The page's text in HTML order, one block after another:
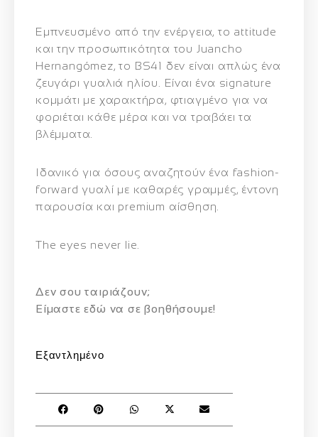
Εμπνευσμένο από την ενέργεια, το attitude
και την προσωπικότητα του Juancho
Hernangómez, το BS41 δεν είναι απλώς ένα
ζευγάρι γυαλιά ηλίου. Είναι ένα signature
κομμάτι με χαρακτήρα, φτιαγμένο για να
φοριέται κάθε μέρα και να τραβάει τα
βλέμματα.
Ιδανικό για όσους αναζητούν ένα fashion-
forward γυαλί με καθαρές γραμμές, έντονη
παρουσία και premium αίσθηση.
The eyes never lie.
Δεν σου ταιριάζουν;
Eίμαστε εδώ να σε βοηθήσουμε!
Εξαντλημένο